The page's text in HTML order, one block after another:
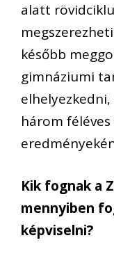
alatt
később
gimnáziumi
elhelyezkedni,
három
Kik fognak a
mennyiben
képviselni?